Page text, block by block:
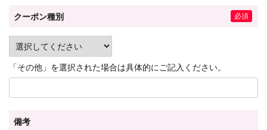
クーポン種別
「その他」を選択された場合は具体的にご記入ください。
備考